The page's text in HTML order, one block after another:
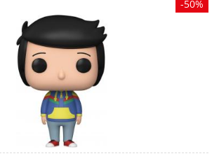
-50%